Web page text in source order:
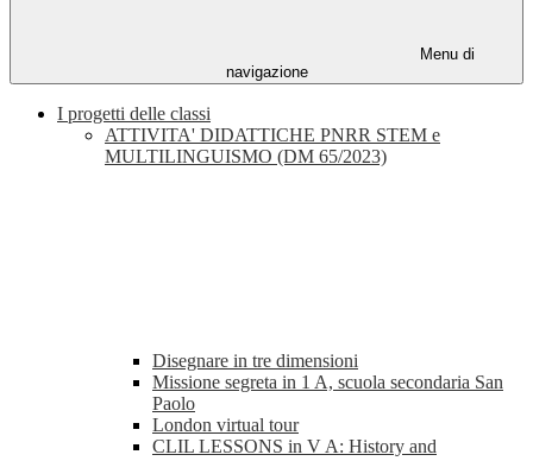
Menu di
navigazione
I progetti delle classi
ATTIVITA' DIDATTICHE PNRR STEM e
MULTILINGUISMO (DM 65/2023)
Disegnare in tre dimensioni
Missione segreta in 1 A, scuola secondaria San
Paolo
London virtual tour
CLIL LESSONS in V A: History and